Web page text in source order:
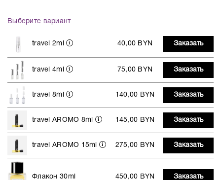
Выберите вариант
travel 2ml 40,00 BYN Заказать
travel 4ml 75,00 BYN Заказать
travel 8ml 140,00 BYN Заказать
travel AROMO 8ml 145,00 BYN Заказать
travel AROMO 15ml 275,00 BYN Заказать
Флакон 30ml 450,00 BYN Заказать